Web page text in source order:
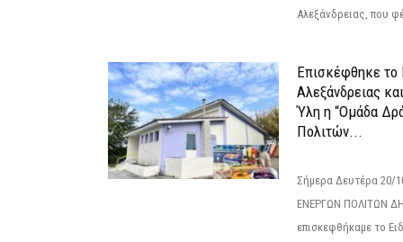
Αλεξάνδρειας, που
Επισκέφθηκε το
Αλεξάνδρειας
Ύλη η “Ομάδα
Πολιτών...
Σήμερα Δευτέρα
ΕΝΕΡΓΩΝ ΠΟΛΙΤΩΝ
επισκεφθήκαμε το